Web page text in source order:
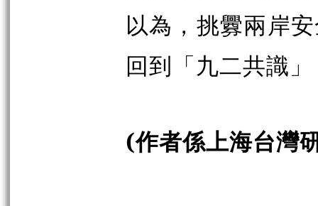
以為，挑釁兩岸
回到「九二共識
(作者係上海台灣